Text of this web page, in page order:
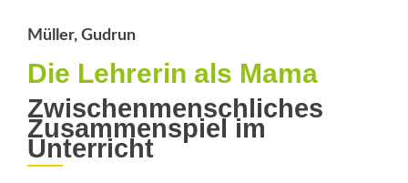
Welt“
Müller, Gudrun
Die Lehrerin als Mama
Zwischenmenschliches
Zusammenspiel im
Unterricht